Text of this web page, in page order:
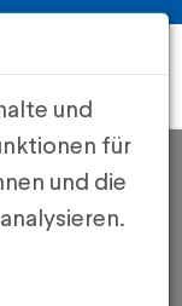
und
für
und die